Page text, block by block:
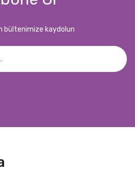
bültenimize kaydolun